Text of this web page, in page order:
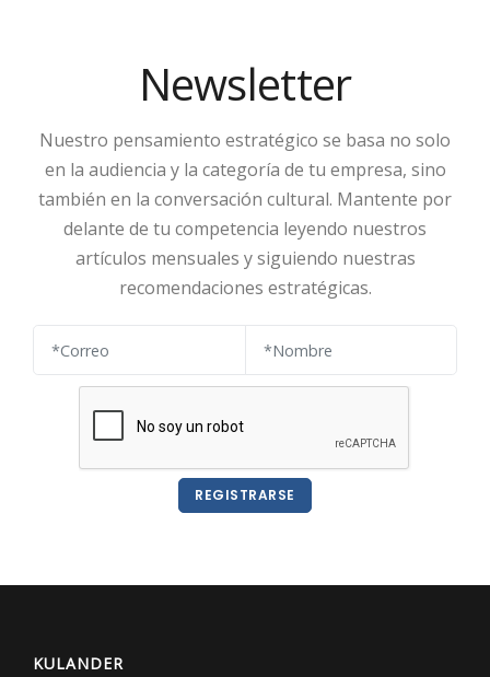
Newsletter
Nuestro pensamiento estratégico se basa no solo
en la audiencia y la categoría de tu empresa, sino
también en la conversación cultural. Mantente por
delante de tu competencia leyendo nuestros
artículos mensuales y siguiendo nuestras
recomendaciones estratégicas.
REGISTRARSE
KULANDER